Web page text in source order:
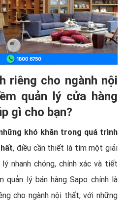
riêng cho ngành nội
quản lý cửa hàng
gì cho bạn?
khó khăn trong quá trình
, điều cần thiết là tìm một giải
nhanh chóng, chính xác và tiết
quản lý bán hàng Sapo chính là
cho ngành nội thất, với những